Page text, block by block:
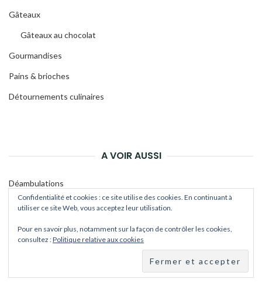
Gâteaux
Gâteaux au chocolat
Gourmandises
Pains & brioches
Détournements culinaires
A VOIR AUSSI
Déambulations
Les projets fantastiques
Quelle bonne idée !
Save My Brain
Stella Strawberry ou comment devenir une star ?
Confidentialité et cookies : ce site utilise des cookies. En continuant à
utiliser ce site Web, vous acceptez leur utilisation.
Pour en savoir plus, notamment sur la façon de contrôler les cookies,
consultez :Politique relative aux cookies